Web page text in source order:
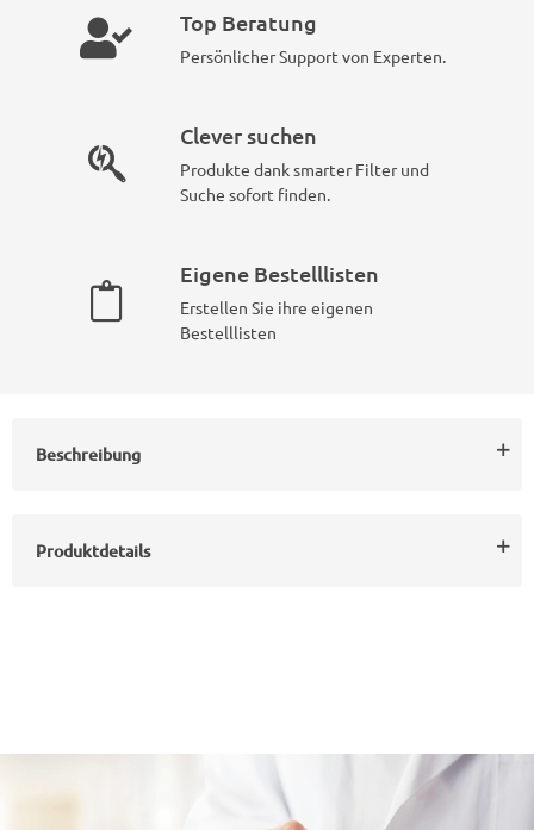
Top Beratung
Persönlicher Support von Experten.
Clever suchen
Produkte dank smarter Filter und
Suche sofort finden.
Eigene Bestelllisten
Erstellen Sie ihre eigenen
Bestelllisten
Beschreibung
Produktdetails